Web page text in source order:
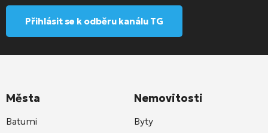
Přihlásit se k odběru kanálu TG
Města
Batumi
Nemovitosti
Byty